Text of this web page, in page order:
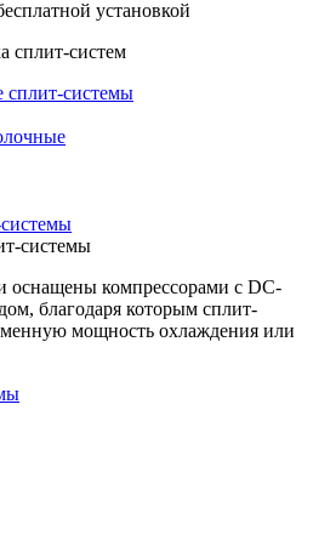
сплит-систем
системы
оснащены компрессорами с DC-
благодаря которым сплит-
мощность охлаждения или